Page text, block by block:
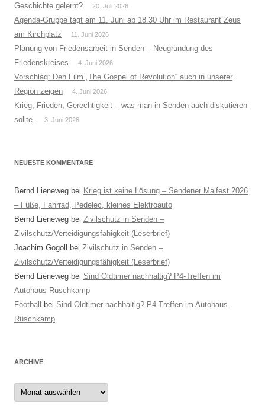
Geschichte gelernt?
20. Juli 2026
Agenda-Gruppe tagt am 11. Juni ab 18.30 Uhr im Restaurant Zeus
am Kirchplatz
11. Juni 2026
Planung von Friedensarbeit in Senden – Neugründung des
Friedenskreises
4. Juni 2026
Vorschlag: Den Film „The Gospel of Revolution“ auch in unserer
Region zeigen
4. Juni 2026
Krieg, Frieden, Gerechtigkeit – was man in Senden auch diskutieren
sollte.
3. Juni 2026
NEUESTE KOMMENTARE
Bernd Lieneweg bei Krieg ist keine Lösung – Sendener Maifest 2026
– Füße, Fahrrad, Pedelec, kleines Elektroauto
Bernd Lieneweg bei Zivilschutz in Senden –
Zivilschutz/Verteidigungsfähigkeit (Leserbrief)
Joachim Gogoll
bei Zivilschutz in Senden –
Zivilschutz/Verteidigungsfähigkeit (Leserbrief)
Bernd Lieneweg bei Sind Oldtimer nachhaltig? P4-Treffen im
Autohaus Rüschkamp
Football
bei Sind Oldtimer nachhaltig? P4-Treffen im Autohaus
Rüschkamp
ARCHIVE
Archive